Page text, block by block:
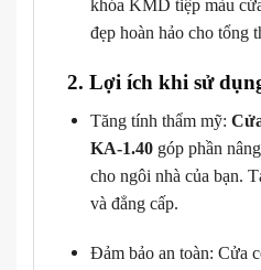
khóa KMD tiệp màu
đẹp hoàn hảo cho tổng
2. Lợi ích khi sử
Tăng tính thẩm mỹ:
KA-1.40góp phần
cho ngôi nhà của bạn.
và đẳng cấp.
Đảm bảo an toàn: Cửa